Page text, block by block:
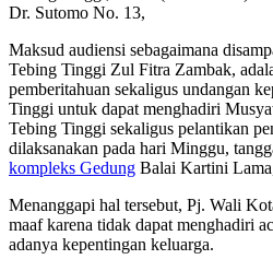
Dr. Sutomo No. 13,
Maksud audiensi sebagaimana
Tebing Tinggi Zul Fitra Zambak,
pemberitahuan sekaligus undangan
Tinggi untuk dapat menghadiri
Tebing Tinggi sekaligus pelantikan
dilaksanakan pada hari Minggu,
kompleks Gedung Balai Kartini
Menanggapi hal tersebut, Pj. Wali
maaf karena tidak dapat menghadiri
adanya kepentingan keluarga.